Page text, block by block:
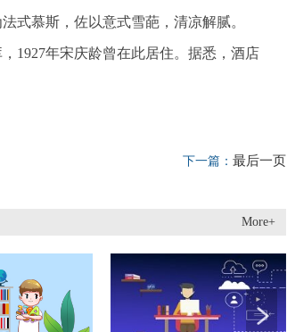
式慕斯，佐以意式雪葩，清凉解腻。
1927年宋庆龄曾在此居住。据悉，酒店
下一篇： 最后一页
More+